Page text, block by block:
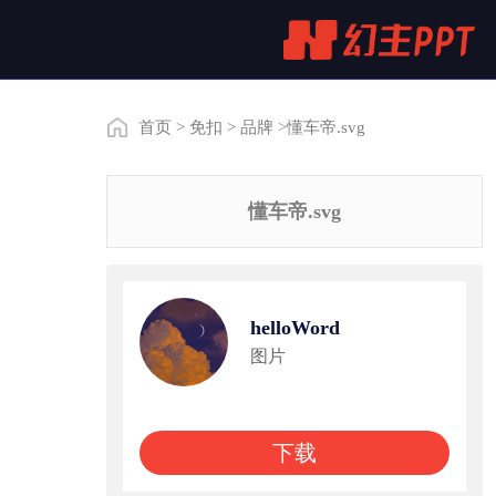
首页 > 免扣 > 品牌 >懂车帝.svg
懂车帝.svg
helloWord
图片
下载